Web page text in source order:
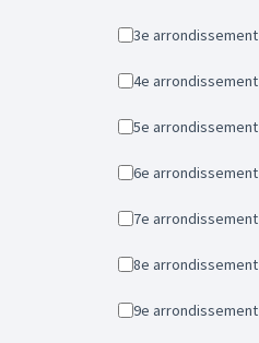
3e arrondissement
4e arrondissement
5e arrondissement
6e arrondissement
7e arrondissement
8e arrondissement
9e arrondissement